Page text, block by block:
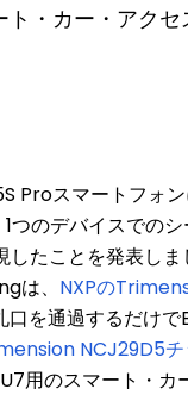
・カー・アク
Proスマートフォ
のデバイスでの
たことを発表し
は、 NXPの
を通過するだけ
NCJ29D5
用のスマート・カ